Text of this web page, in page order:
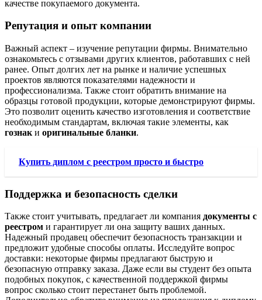
качестве покупаемого документа.
Репутация и опыт компании
Важный аспект – изучение репутации фирмы. Внимательно
ознакомьтесь с отзывами других клиентов, работавших с ней
ранее. Опыт долгих лет на рынке и наличие успешных
проектов являются показателями надежности и
профессионализма. Также стоит обратить внимание на
образцы готовой продукции, которые демонстрируют фирмы.
Это позволит оценить качество изготовления и соответствие
необходимым стандартам, включая такие элементы, как
гознак и оригинальные бланки.
Купить диплом с реестром просто и быстро
Поддержка и безопасность сделки
Также стоит учитывать, предлагает ли компания документы с
реестром и гарантирует ли она защиту ваших данных.
Надежный продавец обеспечит безопасность транзакции и
предложит удобные способы оплаты. Исследуйте вопрос
доставки: некоторые фирмы предлагают быструю и
безопасную отправку заказа. Даже если вы студент без опыта
подобных покупок, с качественной поддержкой фирмы
вопрос сколько стоит перестанет быть проблемой.